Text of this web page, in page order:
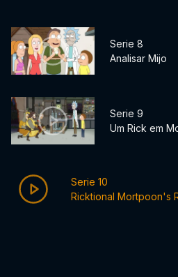
Serie 8
Analisar Mijo
Serie 9
Um Rick em
Serie 10
Ricktional Mortpoon's